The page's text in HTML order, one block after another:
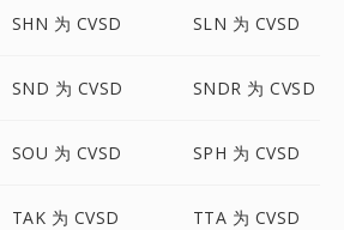
SHN 为 CVSD SLN 为 CVSD
SND 为 CVSD SNDR 为 CVSD
SOU 为 CVSD SPH 为 CVSD
TAK 为 CVSD TTA 为 CVSD